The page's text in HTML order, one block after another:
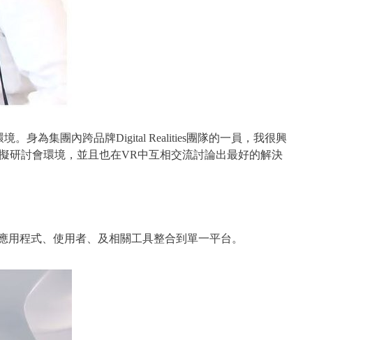
。身為集團內跨品牌Digital Realities團隊的一員，我很興
研討會環境，並且也在VR中互相交流討論出最好的解決
用程式、使用者、及相關工具整合到單一平台。